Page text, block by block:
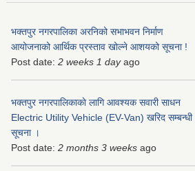
भक्तपुर नगरपालिका अरनिको सभाभवन निर्माण
आयोजनाको आर्थिक प्रस्ताव खोल्ने आशयको सूचना !
Post date: 2 weeks 1 dayago
भक्तपुर नगरपालिकाकाे लागि आवश्यक सवारी साधन
Electric Utility Vehicle (EV-Van) खरिद सम्बन्धी
सूचना ।
Post date: 2 months 3 weeks ago